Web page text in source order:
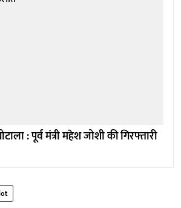
: पूर्व मंत्री महेश जोशी की गिरफ्तारी